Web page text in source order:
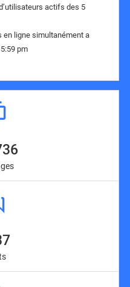
actifs des 5
en ligne simultanément a
pm